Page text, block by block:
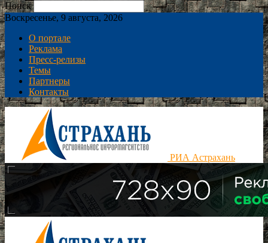
Поиск
Воскресенье, 9 августа, 2026
О портале
Реклама
Пресс-релизы
Темы
Партнеры
Контакты
РИА Астрахань